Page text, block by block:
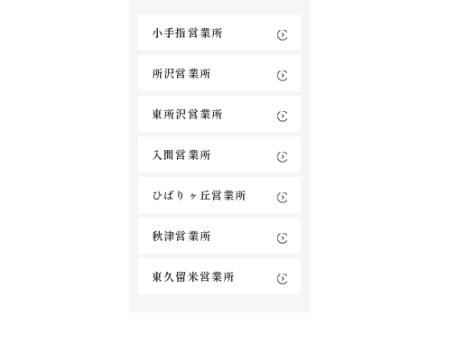
小手指営業所
所沢営業所
東所沢営業所
入間営業所
ひばりヶ丘営業所
秋津営業所
東久留米営業所